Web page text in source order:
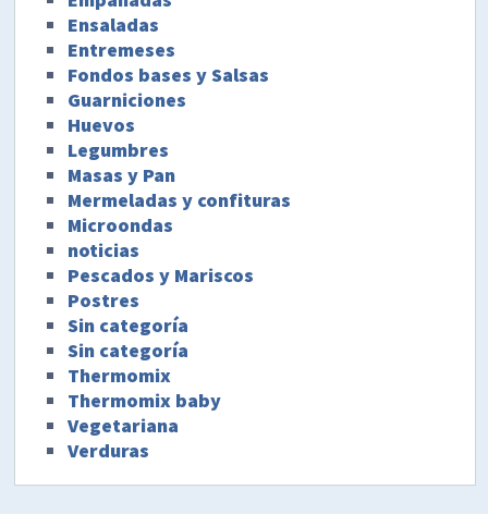
Ensaladas
Entremeses
Fondos bases y Salsas
Guarniciones
Huevos
Legumbres
Masas y Pan
Mermeladas y confituras
Microondas
noticias
Pescados y Mariscos
Postres
Sin categoría
Sin categoría
Thermomix
Thermomix baby
Vegetariana
Verduras